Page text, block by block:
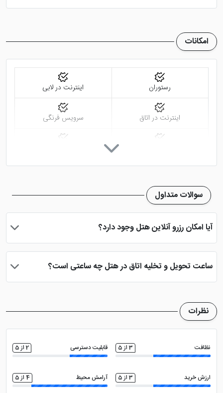
بیشتر برای گردشگرانی مناسب است که با خودرو شخصی به
ارمنستان و آذربایجان سفر می کنند. شما می توانید با
انتخاب این هتل به عنوان مقصدی برای اقامت در جلفا،
تجربه اقامتی عالی در دل طبیعت را داشته باشید.
امکانات
رستوران اینترنت در لابی
اینترنت در اتاق سرویس فرنگی
سوالات متداول
آیا امکان رزرو آنلاین هتل وجود دارد؟
بله، با انتخاب تاریخ ورود و خروج، نوع اتاق و تعداد نفرات می توانید
دریافت نمایید.
ساعت تحویل و تخلیه اتاق در هتل چه ساعتی است؟
ساعت تحویل اتاق ساعت 2 بعد از ظهر و ساعت تخلیه اتاق 12 ظهر
نظرات
نظافت 3 از 5 قابلیت دسترسی 2 از 5
ارزش خرید 3 از 5 آرامش محیط 4 از 5